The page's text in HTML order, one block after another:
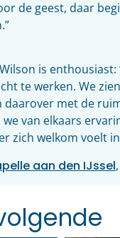
de geest, daar
is
te werken. We
daarover met de
van elkaars
zich welkom voelt in
aan den IJssel